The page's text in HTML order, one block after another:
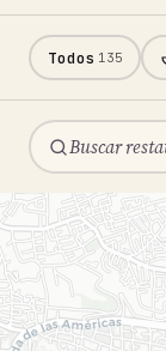
Todos 135